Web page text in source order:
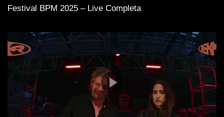
Festival BPM 2025 – Live Completa